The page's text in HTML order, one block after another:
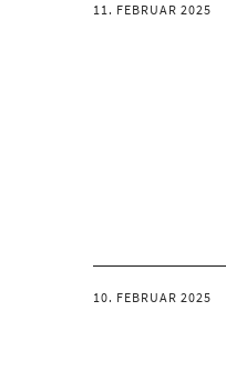
11. FEBRUAR 2025
10. FEBRUAR 2025